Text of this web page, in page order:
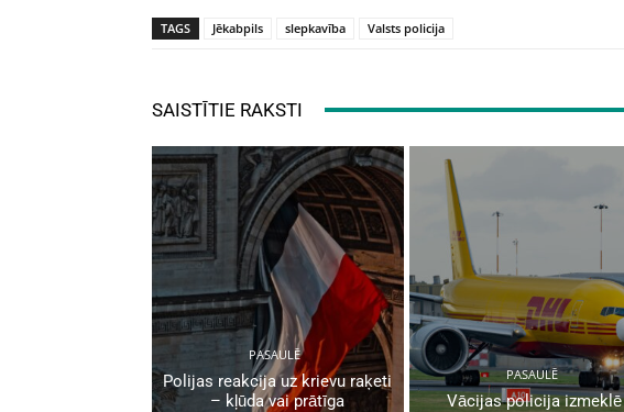
TAGS Jēkabpils slepkavība Valsts policija
SAISTĪTIE RAKSTI
PASAULĒ
Polijas reakcija uz krievu raķeti
– kļūda vai prātīga
PASAULĒ
Vācijas policija izmeklē